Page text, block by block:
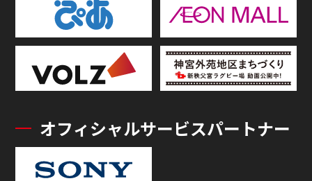
オフィシャルサービスパートナー